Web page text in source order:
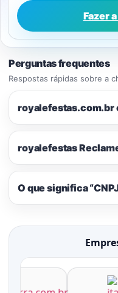
Fazer
Perguntas frequentes
Respostas rápidas sobre a
royalefestas.com.br
royalefestas
O que significa